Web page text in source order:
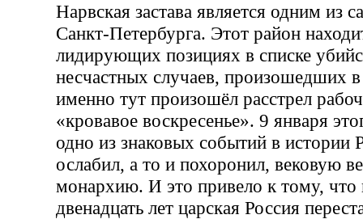
Нарвская застава является одним из
Санкт-Петербурга. Этот район
лидирующих позициях в списке
несчастных случаев, произошедших
именно тут произошёл расстрел
«кровавое воскресенье». 9 января
одно из знаковых событий в истории
ослабил, а то и похоронил, вековую
монархию. И это привело к тому, что
двенадцать лет царская Россия